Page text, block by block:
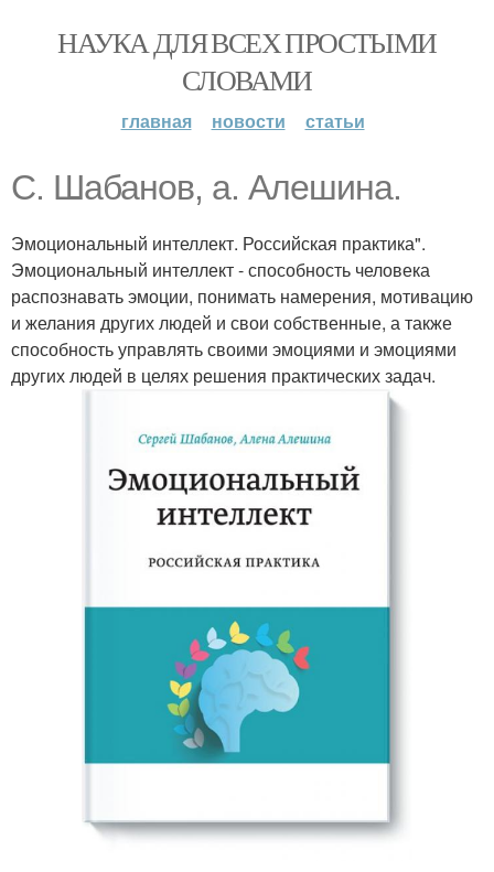
НАУКА ДЛЯ ВСЕХ ПРОСТЫМИ
СЛОВАМИ
главная новости статьи
С. Шабанов, а. Алешина.
Эмоциональный интеллект. Российская практика".
Эмоциональный интеллект - способность человека
распознавать эмоции, понимать намерения, мотивацию
и желания других людей и свои собственные, а также
способность управлять своими эмоциями и эмоциями
других людей в целях решения практических задач.